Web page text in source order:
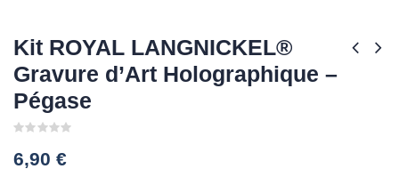
Kit ROYAL LANGNICKEL®
Gravure d’Art Holographique –
Pégase
out
of
6,90 €